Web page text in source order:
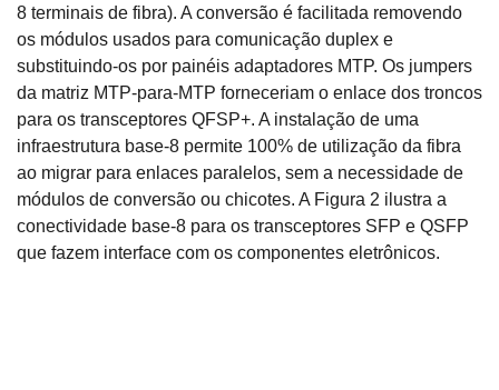
8 terminais de fibra). A conversão é facilitada removendo
os módulos usados para comunicação duplex e
substituindo-os por painéis adaptadores MTP. Os jumpers
da matriz MTP-para-MTP forneceriam o enlace dos troncos
para os transceptores QFSP+. A instalação de uma
infraestrutura base-8 permite 100% de utilização da fibra
ao migrar para enlaces paralelos, sem a necessidade de
módulos de conversão ou chicotes. A Figura 2 ilustra a
conectividade base-8 para os transceptores SFP e QSFP
que fazem interface com os componentes eletrônicos.